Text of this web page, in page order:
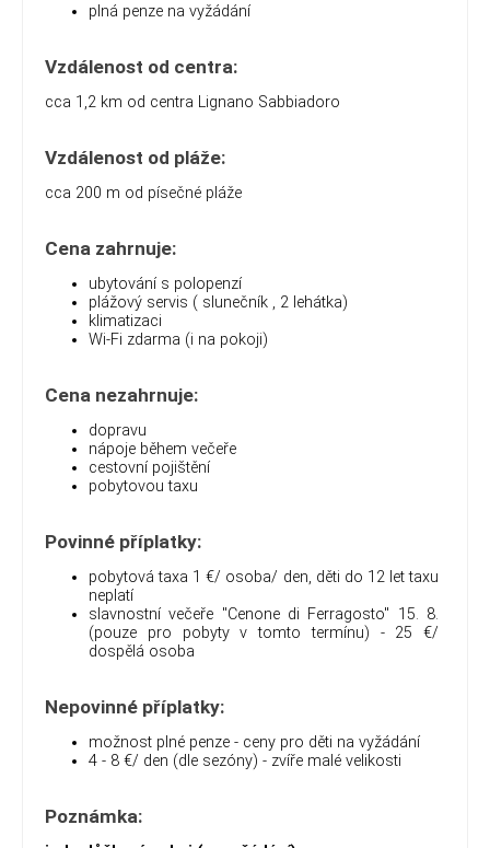
plná penze na vyžádání
Vzdálenost od centra:
cca 1,2 km od centra Lignano Sabbiadoro
Vzdálenost od pláže:
cca 200 m od písečné pláže
Cena zahrnuje:
ubytování s polopenzí
plážový servis ( slunečník , 2 lehátka)
klimatizaci
Wi-Fi zdarma (i na pokoji)
Cena nezahrnuje:
dopravu
nápoje během večeře
cestovní pojištění
pobytovou taxu
Povinné příplatky:
pobytová taxa 1 €/ osoba/ den, děti do 12 let taxu
neplatí
slavnostní večeře "Cenone di Ferragosto" 15. 8.
(pouze pro pobyty v tomto termínu) - 25 €/
dospělá osoba
Nepovinné příplatky:
možnost plné penze - ceny pro děti na vyžádání
4 - 8 €/ den (dle sezóny) - zvíře malé velikosti
Poznámka: